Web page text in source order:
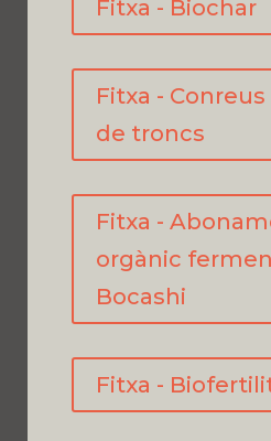
Fitxa - Biochar
Fitxa -
de troncs
Fitxa -
orgànic
Bocashi
Fitxa -